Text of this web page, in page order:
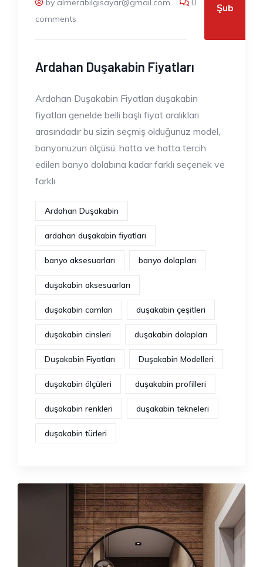
by almerabilgisayar@gmail.com
0
comments
Şub
Ardahan Duşakabin Fiyatları
Ardahan Duşakabin Fiyatları duşakabin
fiyatları genelde belli başlı fiyat aralıkları
arasındadır bu sizin seçmiş olduğunuz model,
banyonuzun ölçüsü, hatta ve hatta tercih
edilen banyo dolabına kadar farklı seçenek ve
farklı
Ardahan Duşakabin
ardahan duşakabin fiyatları
banyo aksesuarları banyo dolapları
duşakabin aksesuarları
duşakabin camları duşakabin çeşitleri
duşakabin cinsleri duşakabin dolapları
Duşakabin Fiyatları Duşakabin Modelleri
duşakabin ölçüleri duşakabin profilleri
duşakabin renkleri duşakabin tekneleri
duşakabin türleri